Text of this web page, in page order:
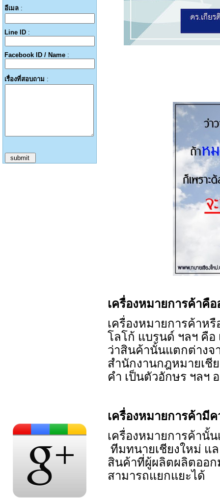
อีเมล :
Line ID :
Facebook ID / Name :
เรื่องที่สอบถาม :
เครื่องหมายการค้าคือ
เครื่องหมายการค้าห
โลโก้ แบรนด์ ฯลฯ คื
ว่าสินค้านั้นแตกต่างจ
สำนักงานกฎหมายเชี
คำ เป็นตัวอักษร ฯลฯ
เครื่องหมายการค้ามี
เครื่องหมายการค้านั้
ทีมทนายเชียงใหม่ แ
สินค้าที่ผู้ผลิตผลิตออ
สามารถแยกแยะได้